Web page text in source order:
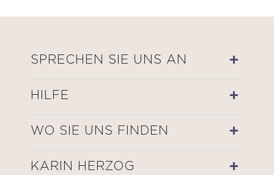
SPRECHEN SIE UNS AN
HILFE
WO SIE UNS FINDEN
KARIN HERZOG